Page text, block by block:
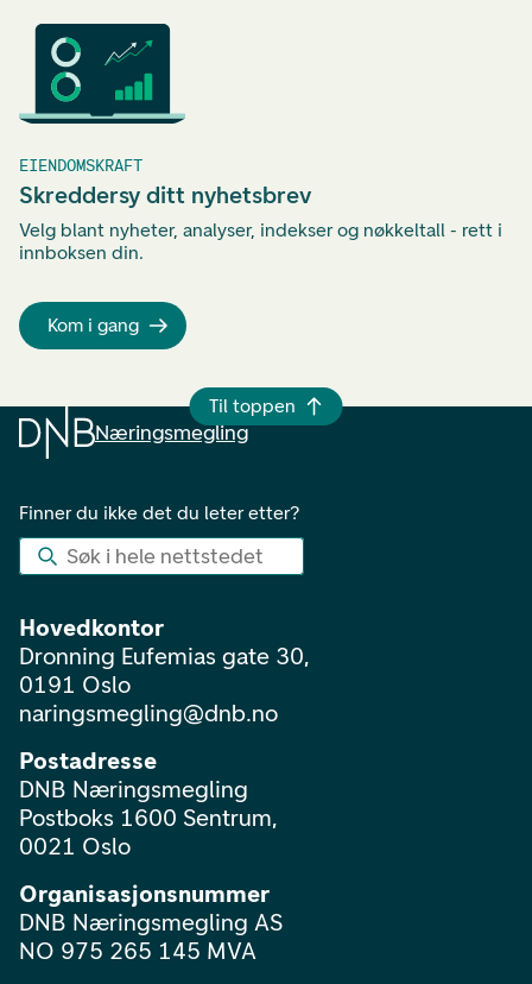
EIENDOMSKRAFT
Skreddersy ditt nyhetsbrev
Velg blant nyheter, analyser, indekser og nøkkeltall - rett i
innboksen din.
Kom i gang
Til toppen
Næringsmegling
Finner du ikke det du leter etter?
Søk i hele nettstedet
Hovedkontor
Dronning Eufemias gate 30,
0191 Oslo
naringsmegling@dnb.no
Postadresse
DNB Næringsmegling
Postboks 1600 Sentrum,
0021 Oslo
Organisasjonsnummer
DNB Næringsmegling AS
NO 975 265 145 MVA